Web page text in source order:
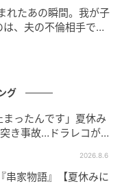
たあの瞬間。我が子
、夫の不倫相手でし
グ
まったんです」夏休み
き事故…ドラレコが捉
2026.8.6
串家物語』【夏休みに